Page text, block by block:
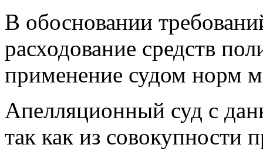
В обосновании
расходование средств
применение судом норм
Апелляционный суд с
так как из совокупности